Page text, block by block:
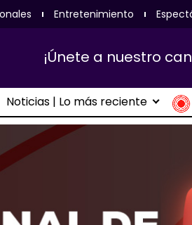
Entretenimiento
¡Únete a nuestro
Noticias | Lo más reciente